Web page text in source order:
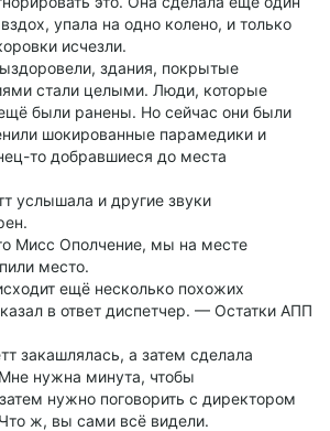
упала на одно колено, и только
исчезли.
здания, покрытые
стали целыми. Люди, которые
были ранены. Но сейчас они были
шокированные парамедики и
то добравшиеся до места
услышала и другие звуки
Мисс Ополчение, мы на месте
место.
ещё несколько похожих
в ответ диспетчер. — Остатки АПП
а затем сделала
нужна минута, чтобы
нужно поговорить с директором
ж, вы сами всё видели.